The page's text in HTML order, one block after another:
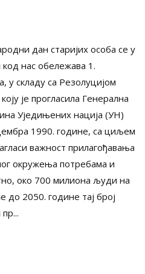
дан старијих особа се у
код нас обележава 1.
у складу са Резолуцијом
је прогласила Генерална
Уједињених нација (УН)
1990. године, са циљем
важност прилагођавања
окружења потребама и
око 700 милиона људи на
до 2050. године тај број